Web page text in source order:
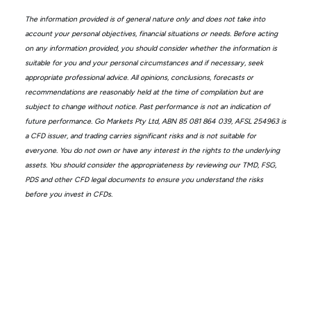
The information provided is of general nature only and does not take into
account your personal objectives, financial situations or needs. Before acting
on any information provided, you should consider whether the information is
suitable for you and your personal circumstances and if necessary, seek
appropriate professional advice. All opinions, conclusions, forecasts or
recommendations are reasonably held at the time of compilation but are
subject to change without notice. Past performance is not an indication of
future performance. Go Markets Pty Ltd, ABN 85 081 864 039, AFSL 254963 is
a CFD issuer, and trading carries significant risks and is not suitable for
everyone. You do not own or have any interest in the rights to the underlying
assets. You should consider the appropriateness by reviewing our TMD, FSG,
PDS and other CFD legal documents to ensure you understand the risks
before you invest in CFDs.